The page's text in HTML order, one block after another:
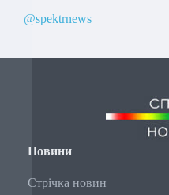
@spektrnews
Новини
Стрічка новин